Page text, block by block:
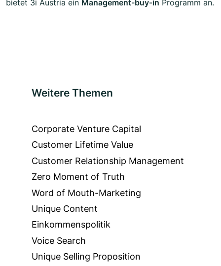
bietet 3i Austria ein Management-buy-in Programm an.
Weitere Themen
Corporate Venture Capital
Customer Lifetime Value
Customer Relationship Management
Zero Moment of Truth
Word of Mouth-Marketing
Unique Content
Einkommenspolitik
Voice Search
Unique Selling Proposition